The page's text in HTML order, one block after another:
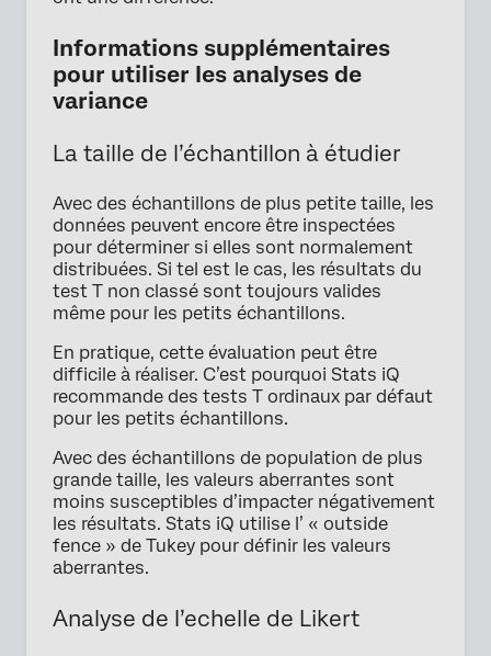
Informations supplémentaires
pour utiliser les analyses de
variance
La taille de l’échantillon à étudier
Avec des échantillons de plus petite taille, les
données peuvent encore être inspectées
pour déterminer si elles sont normalement
distribuées. Si tel est le cas, les résultats du
test T non classé sont toujours valides
même pour les petits échantillons.
En pratique, cette évaluation peut être
difficile à réaliser. C’est pourquoi Stats iQ
recommande des tests T ordinaux par défaut
pour les petits échantillons.
Avec des échantillons de population de plus
grande taille, les valeurs aberrantes sont
moins susceptibles d’impacter négativement
les résultats. Stats iQ utilise l’ « outside
fence » de Tukey pour définir les valeurs
aberrantes.
Analyse de l’echelle de Likert